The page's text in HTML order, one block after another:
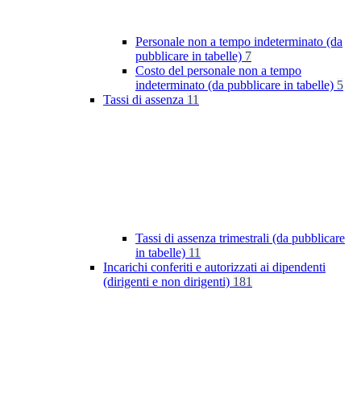
Personale non a tempo indeterminato (da
pubblicare in tabelle) 7
Costo del personale non a tempo
indeterminato (da pubblicare in tabelle) 5
Tassi di assenza 11
Tassi di assenza trimestrali (da pubblicare
in tabelle) 11
Incarichi conferiti e autorizzati ai dipendenti
(dirigenti e non dirigenti) 181